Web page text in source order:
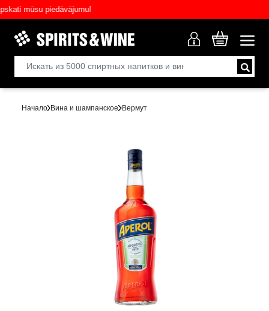
mūsu piedāvājumu!
Начало Вина и шампанское Вермут